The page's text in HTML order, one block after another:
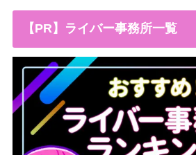
【PR】ライバー事務所一覧